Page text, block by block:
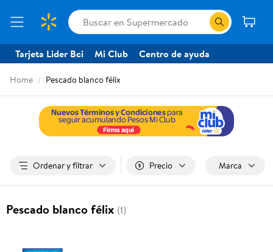
Tarjeta Lider Bci Mi Club Centro de ayuda
Home Pescado blanco félix
Ordenar y filtrar Precio Marca
Pescado blanco félix (1)